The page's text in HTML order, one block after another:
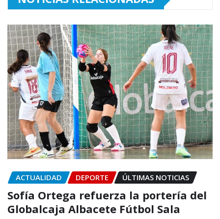
ACTUALIDAD DEPORTE ÚLTIMAS NOTICIAS
Sofía Ortega refuerza la portería del
Globalcaja Albacete Fútbol Sala